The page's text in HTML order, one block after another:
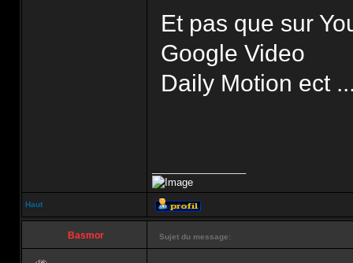
Et pas que sur
Google Video
Daily Motion ect
Haut
Basmor Sujet du message: